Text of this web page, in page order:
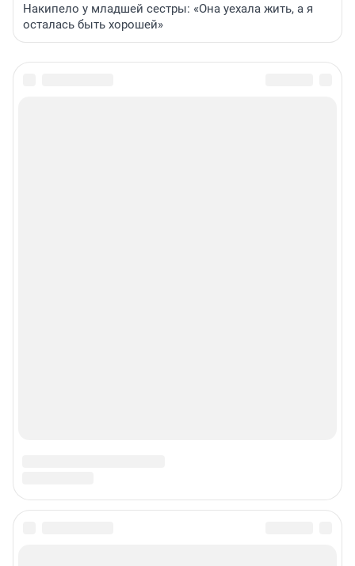
Накипело у младшей сестры: «Она уехала жить, а я
осталась быть хорошей»